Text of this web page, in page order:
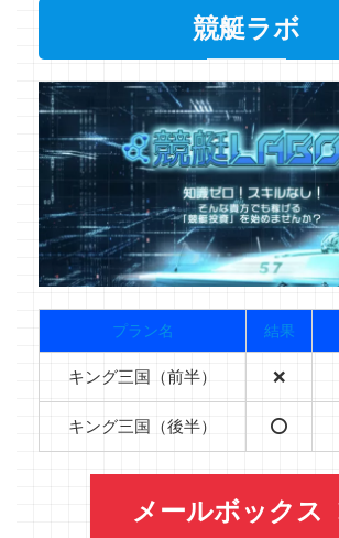
競艇ラボ
プラン名 結果
キング三国（前半） ❌
キング三国（後半） ⭕️
メールボックス